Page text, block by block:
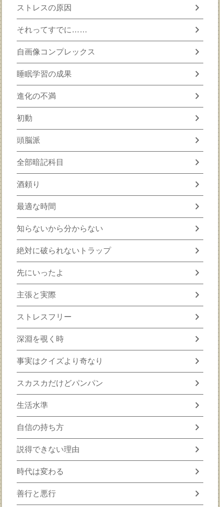
ストレスの原因 chevron_right
それってすでに…… chevron_right
自画像コンプレックス chevron_right
睡眠学習の成果 chevron_right
進化の不満 chevron_right
初動 chevron_right
頭脳派 chevron_right
全部暗記科目 chevron_right
酒頼り chevron_right
最適な時間 chevron_right
知らないから分からない chevron_right
絶対に破られないトラップ chevron_right
先にいったよ chevron_right
主張と実際 chevron_right
ストレスフリー chevron_right
深淵を覗く時 chevron_right
事実はクイズより奇なり chevron_right
スカスカだけどパンパン chevron_right
生活水準 chevron_right
自信の持ち方 chevron_right
説得できない理由 chevron_right
時代は変わる chevron_right
善行と悪行 chevron_right